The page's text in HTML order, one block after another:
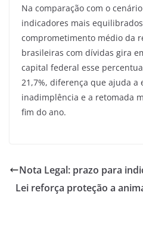
Na comparação com o
indicadores mais
comprometimento médio da
brasileiras com dívidas gira
capital federal esse
21,7%, diferença que ajuda a
inadimplência e a retomada
fim do ano.
Nota Legal: prazo para
Lei reforça proteção a